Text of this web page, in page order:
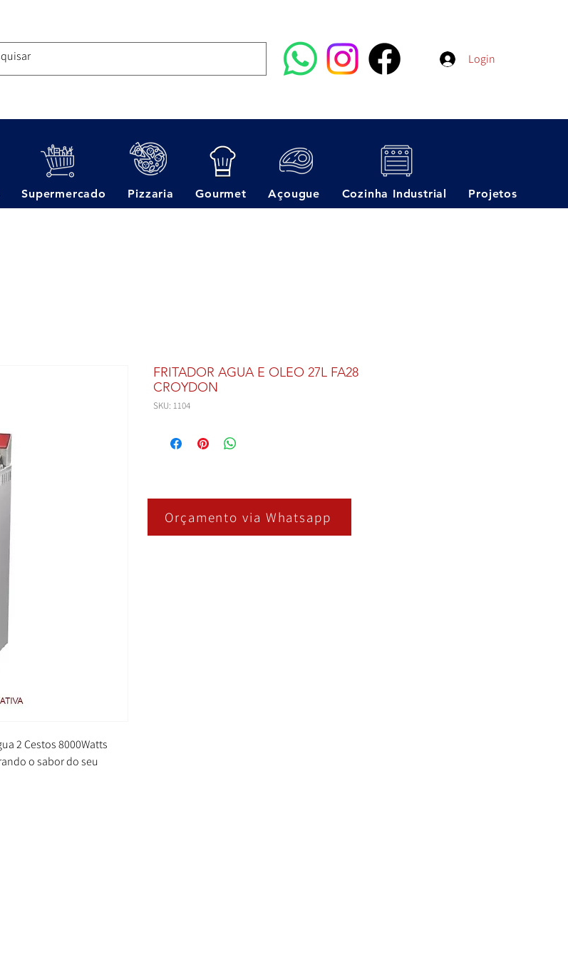
Login
2 Cestos 8000Watts
o sabor do seu
FRITADOR AGUA E OLEO 27L FA28
CROYDON
SKU: 1104
Orçamento via Whatsapp
Supermercado Pizzaria Gourmet Açougue Cozinha Industrial Projetos